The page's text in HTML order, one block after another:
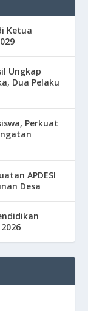
Ketua
Ungkap
Dua Pelaku
Perkuat
APDESI
Desa